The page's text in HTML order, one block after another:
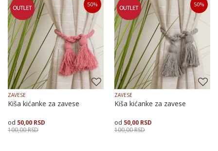
50%
ZAVESE
Kiša kićanke za zavese
50,00 RSD
100,00RSD
50%
ZAVESE
Kiša kićanke za zavese
50,00 RSD
100,00RSD